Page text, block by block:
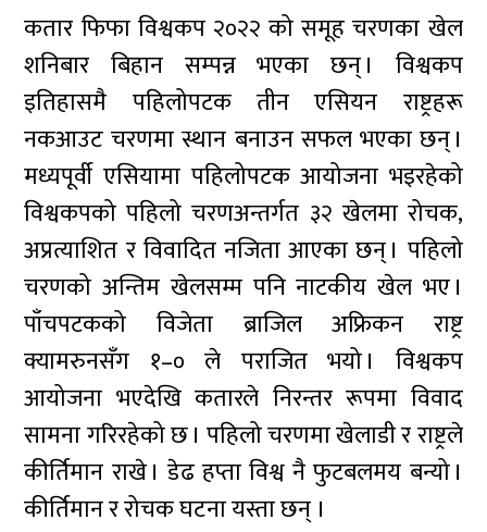
कतार फिफा विश्वकप २०२२ को समूह चरणका खेल
शनिबार बिहान सम्पन्न भएका छन् । विश्वकप
इतिहासमै पहिलोपटक तीन एसियन राष्ट्रहरू
नकआउट चरणमा स्थान बनाउन सफल भएका छन् ।
मध्यपूर्वी एसियामा पहिलोपटक आयोजना भइरहेको
विश्वकपको पहिलो चरणअन्तर्गत ३२ खेलमा रोचक,
अप्रत्याशित र विवादित नजिता आएका छन् । पहिलो
चरणको अन्तिम खेलसम्म पनि नाटकीय खेल भए ।
पाँचपटकको विजेता ब्राजिल अफ्रिकन राष्ट्र
क्यामरुनसँग १–० ले पराजित भयो । विश्वकप
आयोजना भएदेखि कतारले निरन्तर रूपमा विवाद
सामना गरिरहेको छ । पहिलो चरणमा खेलाडी र राष्ट्रले
कीर्तिमान राखे । डेढ हप्ता विश्व नै फुटबलमय बन्यो ।
कीर्तिमान र रोचक घटना यस्ता छन् ।